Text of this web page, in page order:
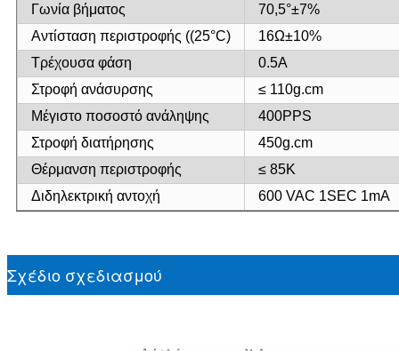
Γωνία βήματος
70,5°±7%
Αντίσταση περιστροφής ((25°C)
16Ω±10%
Τρέχουσα φάση
0.5Α
Στροφή ανάσυρσης
≤ 110g.cm
Μέγιστο ποσοστό ανάληψης
400PPS
Στροφή διατήρησης
450g.cm
Θέρμανση περιστροφής
≤ 85K
Διδηλεκτρική αντοχή
600 VAC 1SEC 1mA
Σχέδιο σχεδιασμού